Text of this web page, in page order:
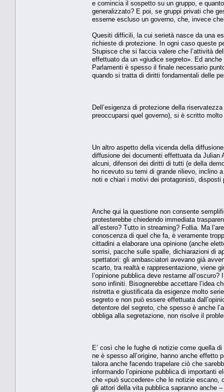
e comincia il sospetto su un gruppo, e
generalizzato? E poi, se gruppi privati che
esserne escluso un governo, che, invece
Quesiti difficili, la cui serietà nasce da una
richieste di protezione. In ogni caso queste
Stupisce che si faccia valere che l’attività
effettuato da un «giudice segreto». Ed
Parlamenti è spesso il finale necessario
quando si tratta di diritti fondamentali delle
Dell’esigenza di protezione della
preoccuparsi quel governo), si è scritto
Un altro aspetto della vicenda della
diffusione dei documenti effettuata da Julian
alcuni, difensori dei diritti di tutti (e della
ho ricevuto su temi di grande rilievo, inclino
noti e chiari i motivi dei protagonisti,
Anche qui la questione non consente
protesterebbe chiedendo immediata
all’estero? Tutto in streaming? Follia. Ma
conoscenza di quel che fa, è veramente
cittadini a elaborare una opinione (anche
sorrisi, pacche sulle spalle, dichiarazioni di
spettatori: gli ambasciatori avevano già
scarto, tra realtà e rappresentazione, viene
l’opinione pubblica deve restarne
sono infiniti. Bisognerebbe accettare l’idea
ristretta e giustificata da esigenze molto
segreto e non può essere effettuata
detentore del segreto, che spesso è anche
obbliga alla segretazione, non risolve il
E’ così che le fughe di notizie come quella
ne è spesso all’origine, hanno anche effetto
talora anche facendo trapelare ciò che
informando l’opinione pubblica di importanti
che «può succedere» che le notizie escano,
gli attori della vita pubblica sapranno anche